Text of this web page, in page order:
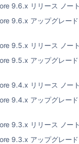
9.6.x リリース ノート
9.6.x アップグレー
9.5.x リリース ノート
9.5.x アップグレー
9.4.x リリース ノート
9.4.x アップグレー
9.3.x リリース ノート
9.3.x アップグレー
[ユーザー管理] > [匿名
。
] をク
ユーザー名、元のユー
ーザー キーを入力し
] をクリックします。
と同じように見えま
れている対象は省略され
年 12 月 17 日